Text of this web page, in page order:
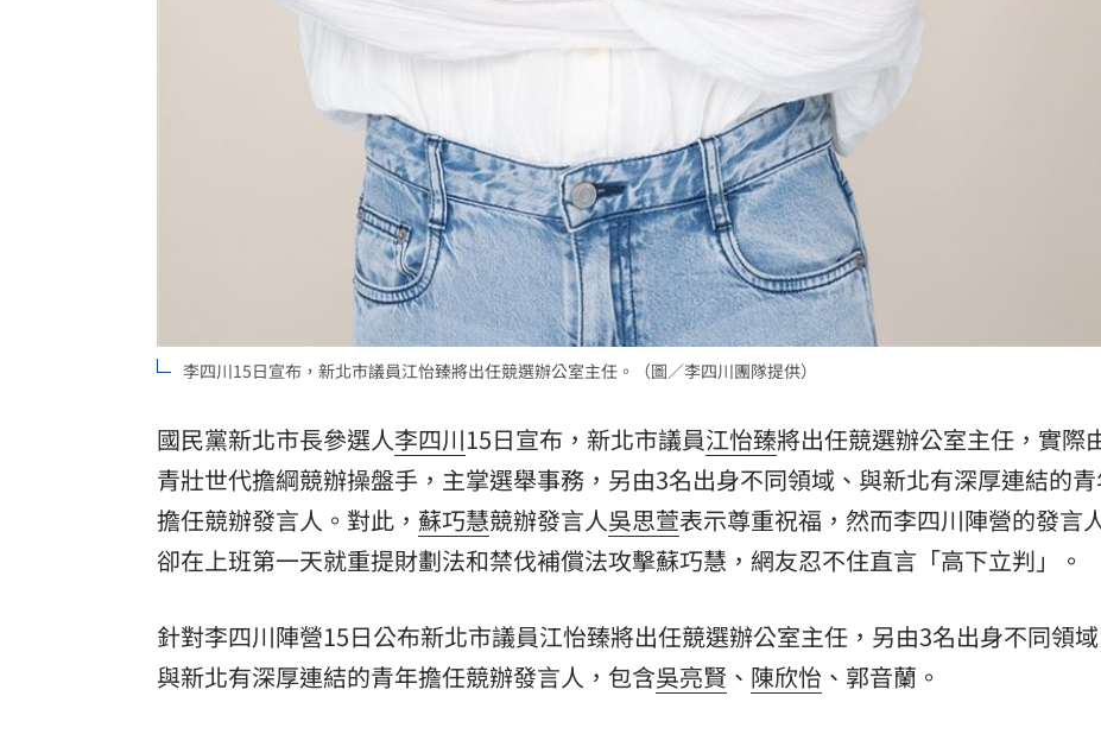
李四川15日宣布，新北市議員江怡臻將出任競選辦公室主任。（圖／李四川團隊提供）
國民黨新北市長參選人李四川15日宣布，新北市議員江怡臻將出任競選辦公室主任，實際
青壯世代擔綱競辦操盤手，主掌選舉事務，另由3名出身不同領域、與新北有深厚連結的
擔任競辦發言人。對此， 蘇巧慧競辦發言人吳思萱表示尊重祝福，然而李四川陣營的發言
卻在上班第一天就重提財劃法和禁伐補償法攻擊蘇巧慧，網友忍不住直言「高下立判」。
針對李四川陣營15日公布新北市議員江怡臻將出任競選辦公室主任，另由3名出身不同領域
與新北有深厚連結的青年擔任競辦發言人，包含吳亮賢 、 陳欣怡 、郭音蘭。